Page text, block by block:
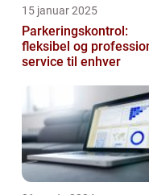
15 januar 2025
Parkeringskontrol:
fleksibel og
service til enhver